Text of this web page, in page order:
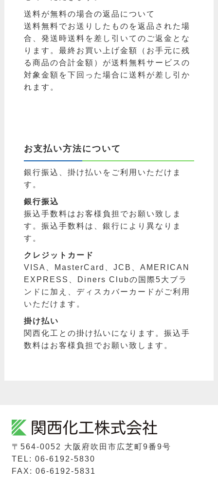
送料が無料の場合の返品について
送料無料でお送りしたものを返品された場
合、発送時送料を差し引いてのご返金とな
ります。最終お買い上げ金額（お手元に残
る商品の合計金額）が送料無料サービスの
対象金額を下回った場合に送料が差し引か
れます。
お支払い方法について
銀行振込、掛け払いをご利用いただけま
す。
銀行振込
振込手数料はお客様負担でお願い致しま
す。振込手数料は、銀行により異なりま
す。
クレジットカード
VISA、MasterCard、JCB、AMERICAN
EXPRESS、Diners Clubの国際5大ブラ
ンドに加え、ディスカバーカードがご利用
いただけます。
掛け払い
関西化工との掛け払いになります。振込手
数料はお客様負担でお願い致します。
〒564-0052 ⼤阪府吹⽥市広芝町9番9号
TEL: 06-6192-5830
FAX: 06-6192-5831